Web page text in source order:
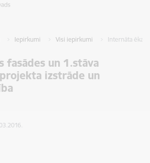
Iepirkumi Visi iepirkumi Internāta ēkas
fasādes un 1.stāva
izstrāde un